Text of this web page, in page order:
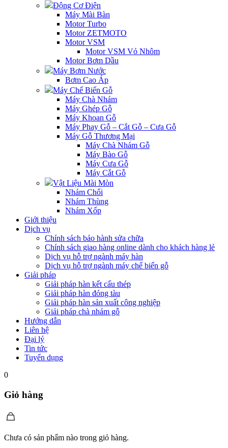
Động Cơ Điện
Máy Mài Bàn
Motor Turbo
Motor ZETMOTO
Motor VSM
Motor VSM Vỏ Nhôm
Motor Bơm Dầu
Máy Bơm Nước
Bơm Cao Áp
Máy Chế Biến Gỗ
Máy Chà Nhám
Máy Ghép Gỗ
Máy Khoan Gỗ
Máy Phay Gỗ – Cắt Gỗ – Cưa Gỗ
Máy Gỗ Thương Mại
Máy Chà Nhám Gỗ
Máy Bào Gỗ
Máy Cưa Gỗ
Máy Cắt Gỗ
Vật Liệu Mài Mòn
Nhám Chổi
Nhám Thùng
Nhám Xốp
Giới thiệu
Dịch vụ
Chính sách bảo hành sửa chữa
Chính sách giao hàng online dành cho khách hàng lẻ
Dịch vụ hỗ trợ ngành máy hàn
Dịch vụ hỗ trợ ngành máy chế biến gỗ
Giải pháp
Giải pháp hàn kết cấu thép
Giải pháp hàn đóng tàu
Giải pháp hàn sản xuất công nghiệp
Giải pháp chà nhám gỗ
Hướng dẫn
Liên hệ
Đại lý
Tin tức
Tuyển dụng
0
Giỏ hàng
Chưa có sản phẩm nào trong giỏ hàng.